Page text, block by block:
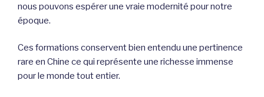
nous pouvons espérer une vraie modernité pour notre
époque.
Ces formations conservent bien entendu une pertinence
rare en Chine ce qui représente une richesse immense
pour le monde tout entier.